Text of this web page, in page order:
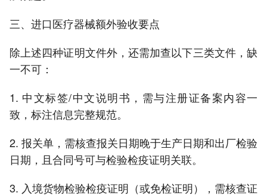
三、进口医疗器械额外验收要点
除上述四种证明文件外，还需加查以下三类文件，缺
一不可：
1. 中文标签/中文说明书，需与注册证备案内容一
致，标注信息完整规范。
2. 报关单，需核查报关日期晚于生产日期和出厂检验
日期，且合同号可与检验检疫证明关联。
3. 入境货物检验检疫证明（或免检证明），需核查证